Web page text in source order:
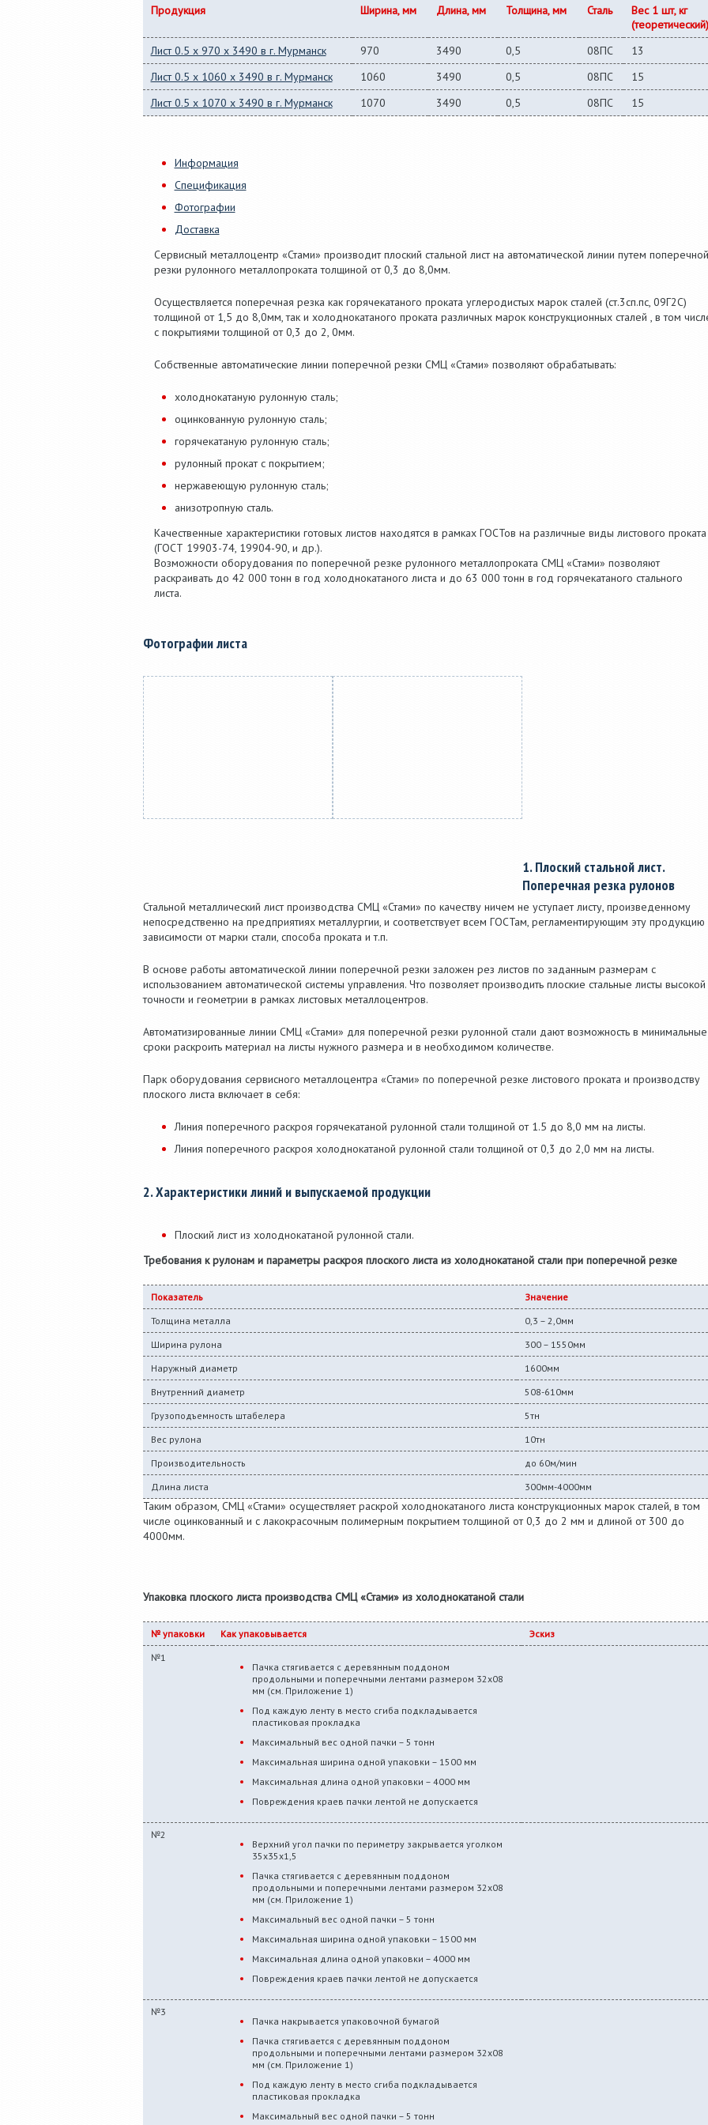
Продукция Ширина, мм Длина, мм Толщина, мм Сталь
Вес 1 шт, кг
(теоретический)
Лист 0.5 x 970 x 3490 в г. Мурманск
970 3490 0,5 08ПС
13
Лист 0.5 x 1060 x 3490 в г. Мурманск
1060 3490 0,5 08ПС
15
Лист 0.5 x 1070 x 3490 в г. Мурманск
1070 3490 0,5 08ПС 15
Информация
Спецификация
Фотографии
Доставка
Сервисный металлоцентр «Стами» производит плоский стальной лист на автоматической линии путем поперечной
резки рулонного металлопроката толщиной от 0,3 до 8,0мм.
Осуществляется поперечная резка как горячекатаного проката углеродистых марок сталей (ст.3сп.пс, 09Г2С)
толщиной от 1,5 до 8,0мм, так и холоднокатаного проката различных марок конструкционных сталей , в том
с покрытиями толщиной от 0,3 до 2, 0мм.
Собственные автоматические линии поперечной резки СМЦ «Стами» позволяют обрабатывать:
холоднокатаную рулонную сталь;
оцинкованную рулонную сталь;
горячекатаную рулонную сталь;
рулонный прокат с покрытием;
нержавеющую рулонную сталь;
анизотропную сталь.
Качественные характеристики готовых листов находятся в рамках ГОСТов на различные виды листового проката
(ГОСТ 19903-74, 19904-90, и др.).
Возможности оборудования по поперечной резке рулонного металлопроката СМЦ «Стами» позволяют
раскраивать до 42 000 тонн в год холоднокатаного листа и до 63 000 тонн в год горячекатаного стального
листа.
Фотографии листа
1. Плоский стальной лист.
Поперечная резка рулонов
Стальной металлический лист производства СМЦ «Стами» по качеству ничем не уступает листу, произведенному
непосредственно на предприятиях металлургии, и соответствует всем ГОСТам, регламентирующим эту продукцию
зависимости от марки стали, способа проката и т.п.
В основе работы автоматической линии поперечной резки заложен рез листов по заданным размерам с
использованием автоматической системы управления. Что позволяет производить плоские стальные листы высокой
точности и геометрии в рамках листовых металлоцентров.
Автоматизированные линии СМЦ «Стами» для поперечной резки рулонной стали дают возможность в минимальные
сроки раскроить материал на листы нужного размера и в необходимом количестве.
Парк оборудования сервисного металлоцентра «Стами» по поперечной резке листового проката и производству
плоского листа включает в себя:
Линия поперечного раскроя горячекатаной рулонной стали толщиной от 1.5 до 8,0 мм на листы.
Линия поперечного раскроя холоднокатаной рулонной стали толщиной от 0,3 до 2,0 мм на листы.
2. Характеристики линий и выпускаемой продукции
Плоский лист из холоднокатаной рулонной стали.
Требования к рулонам и параметры раскроя плоского листа из холоднокатаной стали при поперечной резке
Показатель
Значение
Толщина металла
0,3 – 2,0мм
Ширина рулона
300 – 1550мм
Наружный диаметр
1600мм
Внутренний диаметр
508-610мм
Грузоподъемность штабелера
5тн
Вес рулона
10тн
Производительность
до 60м/мин
Длина листа
300мм-4000мм
Таким образом, СМЦ «Стами» осуществляет раскрой холоднокатаного листа конструкционных марок сталей, в том
числе оцинкованный и с лакокрасочным полимерным покрытием толщиной от 0,3 до 2 мм и длиной от 300 до
4000мм.
Упаковка плоского листа производства СМЦ «Стами» из холоднокатаной стали
№ упаковки Как упаковывается
Эскиз
№1
Пачка стягивается с деревянным поддоном
продольными и поперечными лентами размером 32х08
мм (см. Приложение 1)
Под каждую ленту в место сгиба подкладывается
пластиковая прокладка
Максимальный вес одной пачки – 5 тонн
Максимальная ширина одной упаковки – 1500 мм
Максимальная длина одной упаковки – 4000 мм
Повреждения краев пачки лентой не допускается
№2
Верхний угол пачки по периметру закрывается уголком
35х35х1,5
Пачка стягивается с деревянным поддоном
продольными и поперечными лентами размером 32х08
мм (см. Приложение 1)
Максимальный вес одной пачки – 5 тонн
Максимальная ширина одной упаковки – 1500 мм
Максимальная длина одной упаковки – 4000 мм
Повреждения краев пачки лентой не допускается
№3
Пачка накрывается упаковочной бумагой
Пачка стягивается с деревянным поддоном
продольными и поперечными лентами размером 32х08
мм (см. Приложение 1)
Под каждую ленту в место сгиба подкладывается
пластиковая прокладка
Максимальный вес одной пачки – 5 тонн